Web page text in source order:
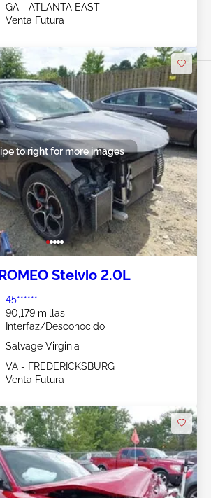
GA - ATLANTA EAST
Venta Futura
to right for more images
Stelvio 2.0L
45******
90,179 millas
Interfaz/Desconocido
Salvage Virginia
VA - FREDERICKSBURG
Venta Futura